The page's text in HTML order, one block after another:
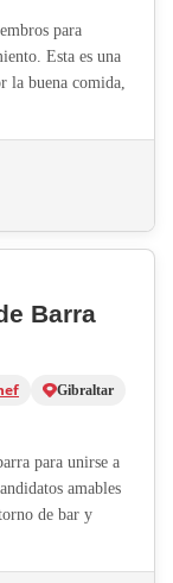
para
Esta es una
la buena comida,
Barra
Gibraltar
para unirse a
amables
de bar y